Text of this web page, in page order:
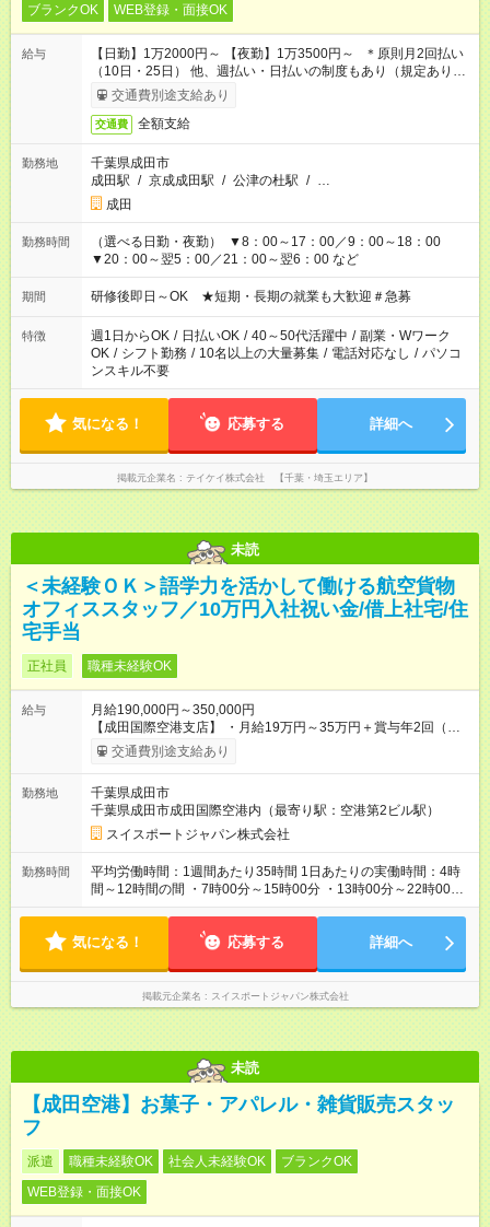
ブランクOK
WEB登録・面接OK
給与
【日勤】1万2000円～ 【夜勤】1万3500円～ ＊原則月2回払い
（10日・25日） 他、週払い・日払いの制度もあり（規定あり）
＃日収1万円以上
交通費別途支給あり
交通費 全額支給
勤務地
千葉県成田市
成田駅 / 京成成田駅 / 公津の杜駅 / …
成田
勤務時間
（選べる日勤・夜勤） ▼8：00～17：00／9：00～18：00
▼20：00～翌5：00／21：00～翌6：00 など
期間 研修後即日～OK ★短期・長期の就業も大歓迎＃急募
特徴 週1日からOK / 日払いOK / 40～50代活躍中 / 副業・Wワーク
OK / シフト勤務 / 10名以上の大量募集 / 電話対応なし / パソコ
ンスキル不要
気になる！ 応募する 詳細へ
掲載元企業名 テイケイ株式会社 【千葉・埼玉エリア】
未読
＜未経験ＯＫ＞語学力を活かして働ける航空貨物
オフィススタッフ／10万円入社祝い金/借上社宅/住
宅手当
正社員 職種未経験OK
給与
月給190,000円～350,000円
【成田国際空港支店】 ・月給19万円～35万円＋賞与年2回（前
年度実績5か月分） ・入社祝い金10万円支給（6ヶ月後＋1年後
に分割支給） ・各種手当（住宅／深夜／時間外は1分単位で支
【年収例】 ・350万円（入社2年目／一般職） ・420万円（入社
5年目／一般職） ・700万円（入社10年目／管理職） 【試用期
間】試用期間あり 試用期間の長さ：6ヶ月 雇用形態、給与は本
採用時と同じです。
交通費別途支給あり
勤務地
千葉県成田市
千葉県成田市成田国際空港内（最寄り駅：空港第2ビル駅）
スイスポートジャパン株式会社
勤務時間
平均労働時間：1週間あたり35時間 1日あたりの実働時間：4時
間～12時間の間 ・7時00分～15時00分 ・13時00分～22時00分
★平均月に2～3日程度希望休の取得可能（※フライト状況によ
できます。 平均労働時間：1週間あたり35時間 1日あたりの実働
22時00分 ★平均月に2～3日程度希望休の取得可能（※フライト
状況による） ※空港近辺に住むことができる『借上げ社宅制
度』が利用できます。
気になる！ 応募する 詳細へ
掲載元企業名 スイスポートジャパン株式会社
未読
【成田空港】お菓子・アパレル・雑貨販売スタッ
フ
派遣 職種未経験OK 社会人未経験OK
ブランクOK
WEB登録・面接OK